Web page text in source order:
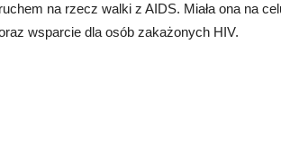
ruchem na rzecz walki z AIDS. Miała ona na
wsparcie dla osób zakażonych HIV.